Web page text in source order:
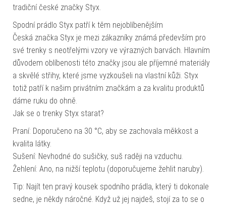
tradiční české značky Styx.
Spodní prádlo Styx patří k těm nejoblíbenějším
Česká značka Styx je mezi zákazníky známá především pro
své trenky s neotřelými vzory ve výrazných barvách. Hlavním
důvodem oblíbenosti této značky jsou ale příjemné materiály
a skvělé střihy, které jsme vyzkoušeli na vlastní kůži. Styx
totiž patří k našim privátním značkám a za kvalitu produktů
dáme ruku do ohně.
Jak se o trenky Styx starat?
Praní: Doporučeno na 30 °C, aby se zachovala měkkost a
kvalita látky.
Sušení: Nevhodné do sušičky, suš raději na vzduchu.
Žehlení: Ano, na nižší teplotu (doporučujeme žehlit naruby).
Tip: Najít ten pravý kousek spodního prádla, který ti dokonale
sedne, je někdy náročné. Když už jej najdeš, stojí za to se o